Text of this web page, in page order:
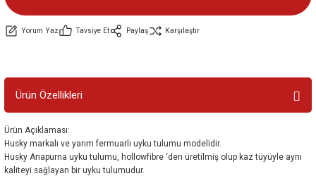
Yorum Yaz Tavsiye Et Paylaş Karşılaştır
Ürün Özellikleri
Ürün Açıklaması:
Husky markalı ve yarım fermuarlı uyku tulumu modelidir.
Husky Anapurna uyku tulumu, hollowfibre ‘den üretilmiş olup kaz tüyüyle aynı
kaliteyi sağlayan bir uyku tulumudur.